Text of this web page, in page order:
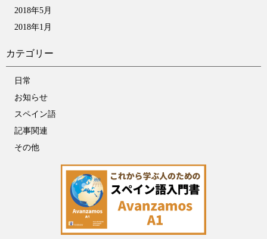
2018年5月
2018年1月
カテゴリー
日常
お知らせ
スペイン語
記事関連
その他